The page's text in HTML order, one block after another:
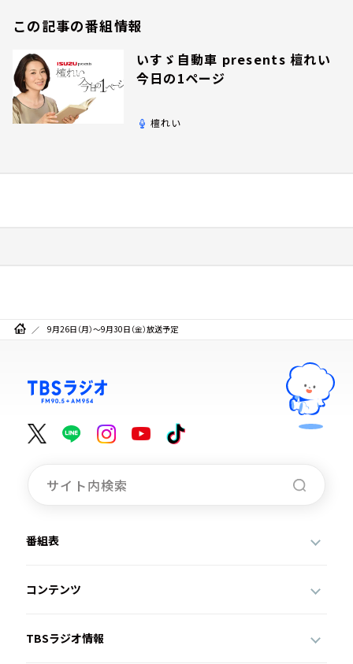
この記事の番組情報
いすゞ自動車 presents 檀れい
今日の1ページ
檀れい
9月26日（月）～9月30日（金）放送予定
番組表
コンテンツ
TBSラジオ情報